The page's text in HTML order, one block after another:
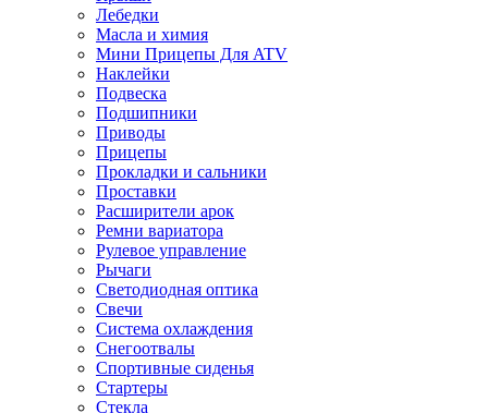
Лебедки
Масла и химия
Мини Прицепы Для ATV
Наклейки
Подвеска
Подшипники
Приводы
Прицепы
Прокладки и сальники
Проставки
Расширители арок
Ремни вариатора
Рулевое управление
Рычаги
Светодиодная оптика
Свечи
Система охлаждения
Снегоотвалы
Спортивные сиденья
Стартеры
Стекла